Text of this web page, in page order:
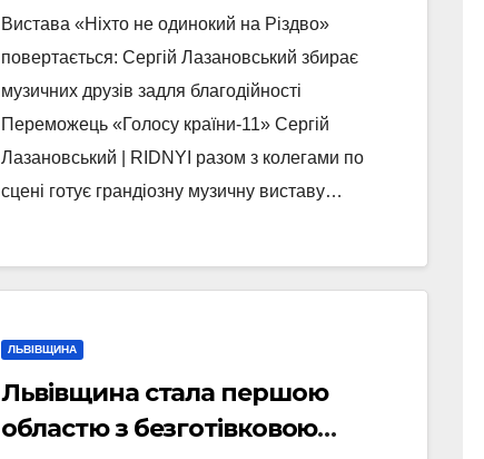
Вистава «Ніхто не одинокий на Різдво»
повертається: Сергій Лазановський збирає
музичних друзів задля благодійності
Переможець «Голосу країни-11» Сергій
Лазановський | RIDNYI разом з колегами по
сцені готує грандіозну музичну виставу…
ЛЬВІВЩИНА
Львівщина стала першою
областю з безготівковою